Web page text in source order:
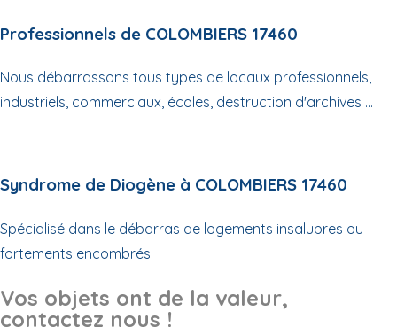
Professionnels de COLOMBIERS 17460
Nous débarrassons tous types de locaux professionnels,
industriels, commerciaux, écoles, destruction d'archives ...
Syndrome de Diogène à COLOMBIERS 17460
Spécialisé dans le débarras de logements insalubres ou
fortements encombrés
Vos objets ont de la valeur,
contactez nous !